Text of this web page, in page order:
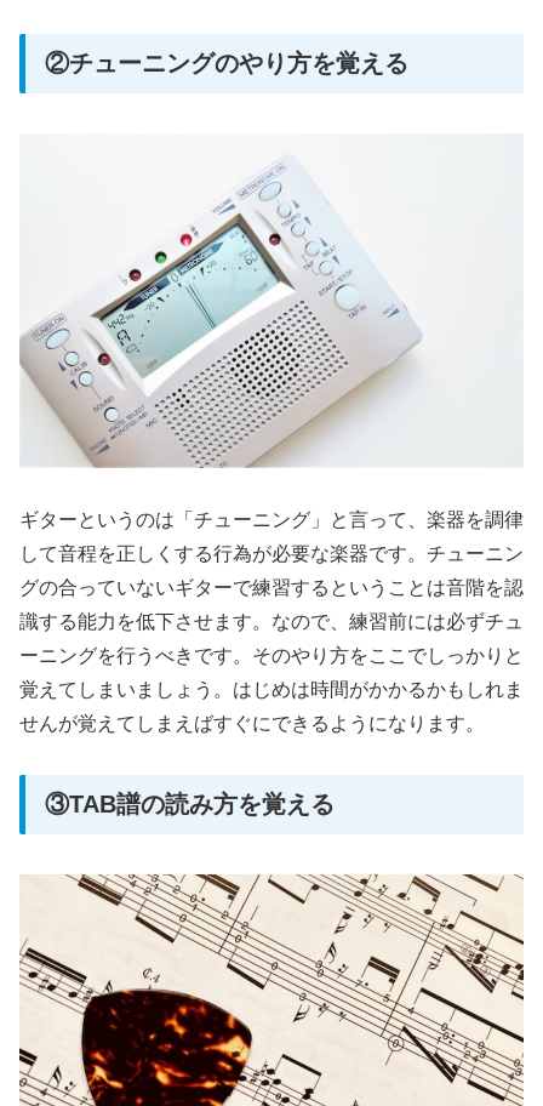
②チューニングのやり方を覚える
ギターというのは「チューニング」と言って、楽器を調律
して音程を正しくする行為が必要な楽器です。チューニン
グの合っていないギターで練習するということは音階を認
識する能力を低下させます。なので、練習前には必ずチュ
ーニングを行うべきです。そのやり方をここでしっかりと
覚えてしまいましょう。はじめは時間がかかるかもしれま
せんが覚えてしまえばすぐにできるようになります。
③TAB譜の読み方を覚える